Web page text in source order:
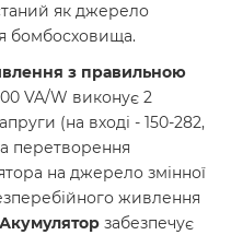
як джерело
бомбосховища.
з правильною
VA/W виконує 2
(на вході - 150-282,
перетворення
на джерело змінної
живлення
Акумулятор забезпечує